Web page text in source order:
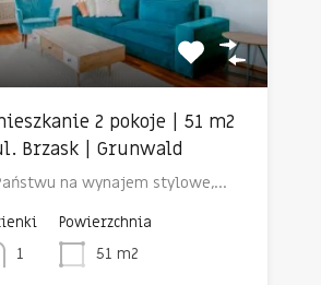
2 pokoje | 51 m2
Brzask | Grunwald
na wynajem stylowe,…
1
Powierzchnia
51 m2